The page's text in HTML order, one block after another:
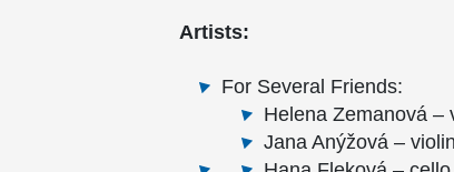
Artists:
For Several Friends:
Helena Zemanová –
Jana Anýžová – violin